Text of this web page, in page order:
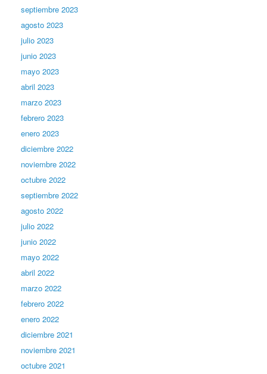
septiembre 2023
agosto 2023
julio 2023
junio 2023
mayo 2023
abril 2023
marzo 2023
febrero 2023
enero 2023
diciembre 2022
noviembre 2022
octubre 2022
septiembre 2022
agosto 2022
julio 2022
junio 2022
mayo 2022
abril 2022
marzo 2022
febrero 2022
enero 2022
diciembre 2021
noviembre 2021
octubre 2021